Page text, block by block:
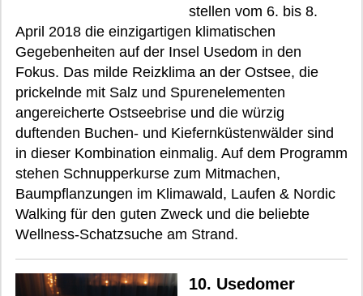
stellen vom 6. bis 8.
April 2018 die einzigartigen klimatischen
Gegebenheiten auf der Insel Usedom in den
Fokus. Das milde Reizklima an der Ostsee, die
prickelnde mit Salz und Spurenelementen
angereicherte Ostseebrise und die würzig
duftenden Buchen- und Kiefernküstenwälder sind
in dieser Kombination einmalig. Auf dem Programm
stehen Schnupperkurse zum Mitmachen,
Baumpflanzungen im Klimawald, Laufen & Nordic
Walking für den guten Zweck und die beliebte
Wellness-Schatzsuche am Strand.
10. Usedomer